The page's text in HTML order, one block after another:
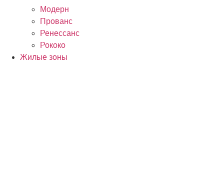
Модерн
Прованс
Ренессанс
Рококо
Жилые зоны